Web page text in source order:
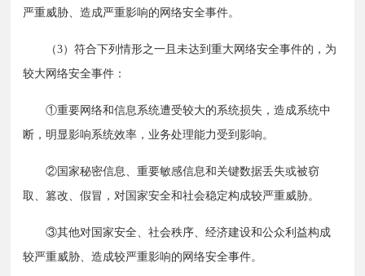
严重威胁、造成严重影响的网络安全事件。
（3）符合下列情形之一且未达到重大网络安全事件的，为
较大网络安全事件：
①重要网络和信息系统遭受较大的系统损失，造成系统中
断，明显影响系统效率，业务处理能力受到影响。
②国家秘密信息、重要敏感信息和关键数据丢失或被窃
取、篡改、假冒，对国家安全和社会稳定构成较严重威胁。
③其他对国家安全、社会秩序、经济建设和公众利益构成
较严重威胁、造成较严重影响的网络安全事件。